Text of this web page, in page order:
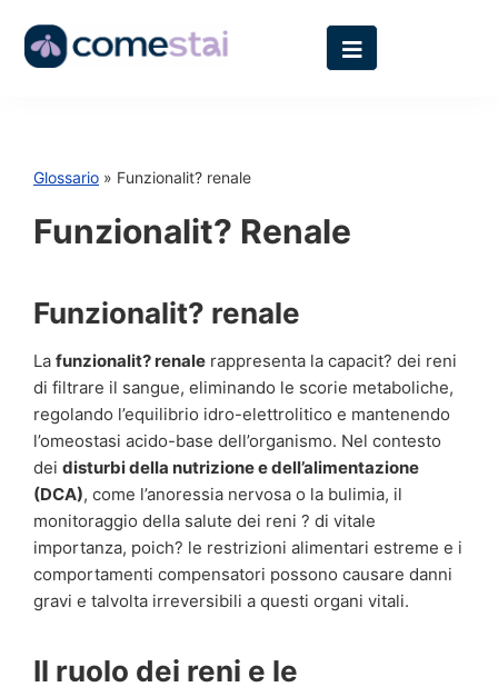
Glossario » Funzionalit? renale
Funzionalit? Renale
Funzionalit? renale
La funzionalit? renale rappresenta la capacit? dei reni
di filtrare il sangue, eliminando le scorie metaboliche,
regolando l’equilibrio idro-elettrolitico e mantenendo
l’omeostasi acido-base dell’organismo. Nel contesto
dei disturbi della nutrizione e dell’alimentazione
(DCA), come l’anoressia nervosa o la bulimia, il
monitoraggio della salute dei reni ? di vitale
importanza, poich? le restrizioni alimentari estreme e i
comportamenti compensatori possono causare danni
gravi e talvolta irreversibili a questi organi vitali.
Il ruolo dei reni e le